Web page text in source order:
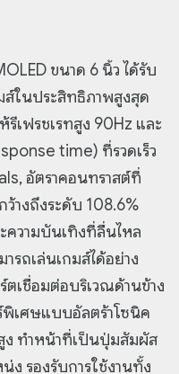
ขนาด 6 นิ้ว ได้รับ
ส์ในประสิทธิภาพสูงสุด
เฟรชเรทสูง 90Hz และ
time) ที่รวดเร็ว
อัตราคอนทราสต์ที่
างถึงระดับ 108.6%
ความบันเทิงที่ลื่นไหล
รถเล่นเกมส์ได้อย่าง
เชื่อมต่อบริเวณด้านข้าง
พิเศษแบบอัลตร้าโซนิค
ง ทำหน้าที่เป็นปุ่มสัมผัส
ง รองรับการใช้งานทั้ง